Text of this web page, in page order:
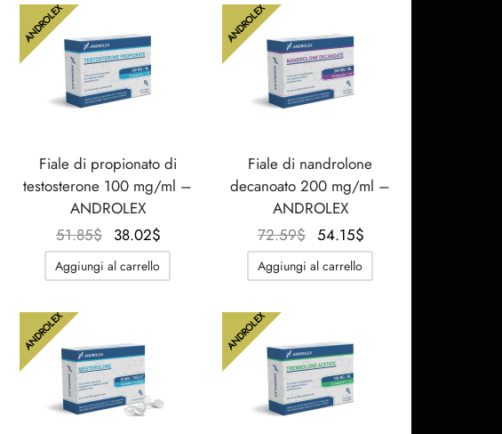
ANDROLEX
Fiale di propionato di
testosterone 100 mg/ml –
ANDROLEX
51.85$
Il
prezzo
originale
38.02$
prezzo
attuale
Aggiungi al carrello
ANDROLEX
Fiale di nandrolone
decanoato 200 mg/ml –
ANDROLEX
72.59$
Il
prezzo
originale
54.15$
prezzo
attuale
Aggiungi al carrello
ANDROLEX ANDROLEX